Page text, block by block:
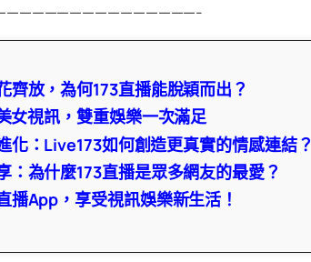
齊放，為何173直播能脫穎而出？
女視訊，雙重娛樂一次滿足
化：Live173如何創造更真實的情感連結？
：為什麼173直播是眾多網友的最愛？
播App，享受視訊娛樂新生活！